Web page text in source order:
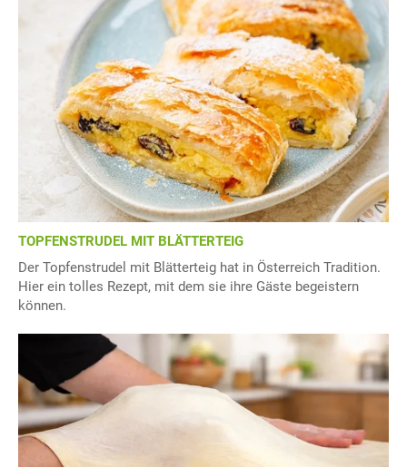
TOPFENSTRUDEL MIT BLÄTTERTEIG
Der Topfenstrudel mit Blätterteig hat in Österreich Tradition.
Hier ein tolles Rezept, mit dem sie ihre Gäste begeistern
können.